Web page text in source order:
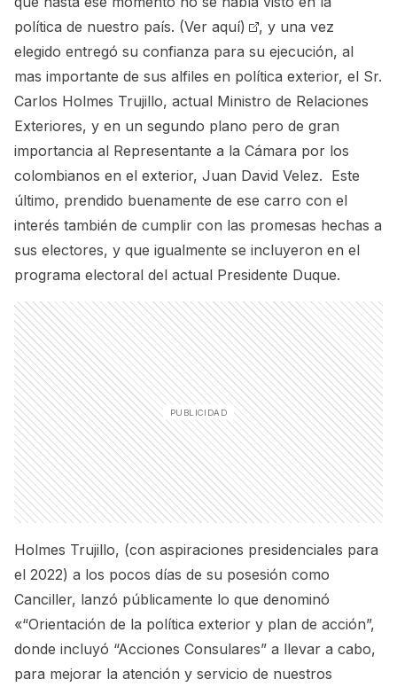
política de nuestro país. (Ver aquí)
, y una vez
elegido entregó su confianza para su ejecución, al
mas importante de sus alfiles en política exterior, el Sr.
Carlos Holmes Trujillo, actual Ministro de Relaciones
Exteriores, y en un segundo plano pero de gran
importancia al Representante a la Cámara por los
colombianos en el exterior, Juan David Velez. Este
último, prendido buenamente de ese carro con el
interés también de cumplir con las promesas hechas a
sus electores, y que igualmente se incluyeron en el
programa electoral del actual Presidente Duque.
Holmes Trujillo, (con aspiraciones presidenciales para
el 2022) a los pocos días de su posesión como
Canciller, lanzó públicamente lo que denominó
«“Orientación de la política exterior y plan de acción”,
donde incluyó “Acciones Consulares” a llevar a cabo,
para mejorar la atención y servicio de nuestros